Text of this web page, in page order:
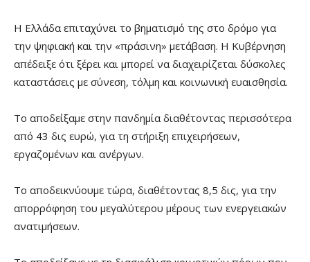
Η Ελλάδα επιταχύνει το βηματισμό της στο δρόμο για
την ψηφιακή και την «πράσινη» μετάβαση. Η Κυβέρνηση
απέδειξε ότι ξέρει και μπορεί να διαχειρίζεται δύσκολες
καταστάσεις με σύνεση, τόλμη και κοινωνική ευαισθησία.
Το αποδείξαμε στην πανδημία διαθέτοντας περισσότερα
από 43 δις ευρώ, για τη στήριξη επιχειρήσεων,
εργαζομένων και ανέργων.
Το αποδεικνύουμε τώρα, διαθέτοντας 8,5 δις, για την
απορρόφηση του μεγαλύτερου μέρους των ενεργειακών
ανατιμήσεων.